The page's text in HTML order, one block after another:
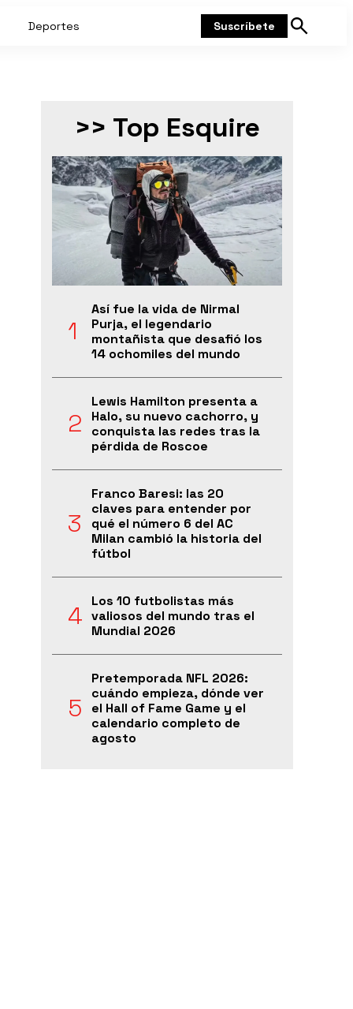
Deportes Suscríbete
Mostrar
>> Top Esquire
Así fue la vida de Nirmal
Purja, el legendario
montañista que desafió los
14 ochomiles del mundo
Lewis Hamilton presenta a
Halo, su nuevo cachorro, y
conquista las redes tras la
pérdida de Roscoe
Franco Baresi: las 20
claves para entender por
qué el número 6 del AC
Milan cambió la historia del
fútbol
Los 10 futbolistas más
valiosos del mundo tras el
Mundial 2026
Pretemporada NFL 2026:
cuándo empieza, dónde ver
el Hall of Fame Game y el
calendario completo de
agosto